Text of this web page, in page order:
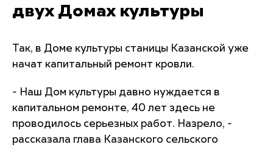
двух Домах культуры
Так, в Доме культуры станицы Казанской уже
начат капитальный ремонт кровли.
- Наш Дом культуры давно нуждается в
капитальном ремонте, 40 лет здесь не
проводилось серьезных работ. Назрело, -
рассказала глава Казанского сельского